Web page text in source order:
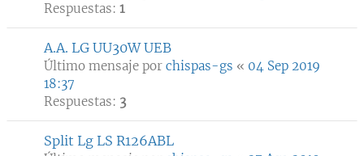
Respuestas: 1
A.A. LG UU30W UEB
Último mensaje por chispas-gs « 04 Sep 2019
18:37
Respuestas: 3
Split Lg LS R126ABL